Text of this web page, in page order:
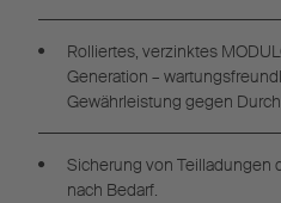
Rolliertes, verzinktes
Generation –
Gewährleistung gegen
Sicherung von Teilladungen
nach Bedarf.